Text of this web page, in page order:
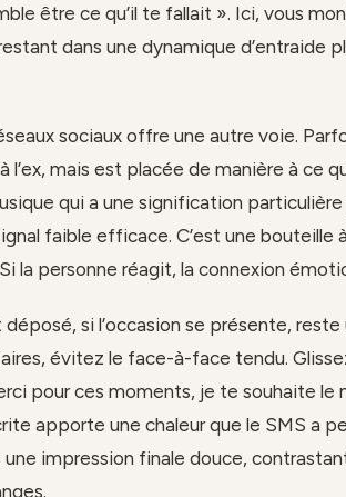
être ce qu’il te fallait ». Ici, vous
dans une dynamique d’entraide
sociaux offre une autre voie.
mais est placée de manière à ce
qui a une signification
faible efficace. C’est une bouteille
la personne réagit, la connexion
si l’occasion se présente, reste
évitez le face-à-face tendu.
pour ces moments, je te souhaite le
apporte une chaleur que le SMS a
impression finale douce,